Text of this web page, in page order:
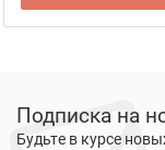
Подписка на
Будьте в курсе